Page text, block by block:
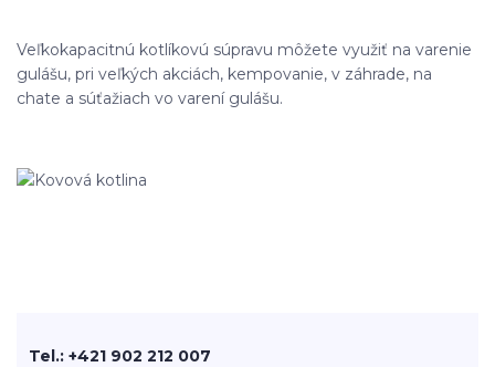
Veľkokapacitnú kotlíkovú súpravu môžete využiť na varenie
gulášu, pri veľkých akciách, kempovanie, v záhrade, na
chate a súťažiach vo varení gulášu.
Tel.: +421 902 212 007